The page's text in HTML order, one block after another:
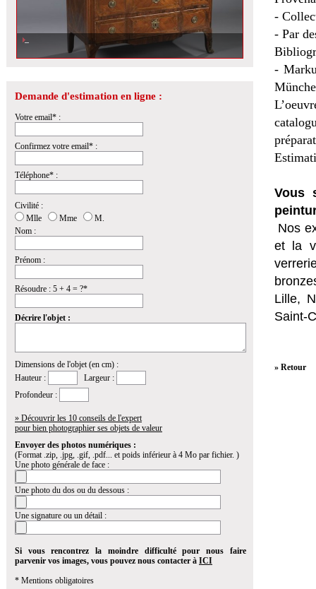
Demande d'estimation en ligne :
Votre email* :
Confirmez votre email* :
Téléphone* :
Civilité :
Mlle
Mme
M.
Nom :
Prénom :
Résoudre : 5 + 4 = ?*
Décrire l'objet :
Dimensions de l'objet (en cm) :
Hauteur :
Largeur :
Profondeur :
» Découvrir les 10 conseils de l'expert
pour bien photographier ses objets de valeur
Envoyer des photos numériques :
(Format .zip, .jpg, .gif, .pdf... et poids inférieur à 4 Mo par fichier. )
Une photo générale de face :
Une photo du dos ou du dessous :
Une signature ou un détail :
Si vous rencontrez la moindre difficulté pour nous faire
parvenir vos images, vous pouvez nous contacter à ICI
* Mentions obligatoires
-
- Par
-
Vous
Nos
et la
Lille,
Saint-
» Retour